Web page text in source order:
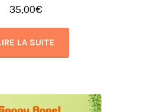
35,00€
LA SUITE